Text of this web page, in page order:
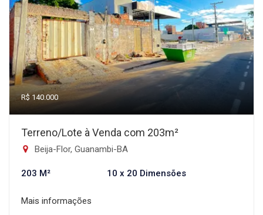
R$ 140.000
Terreno/Lote à Venda com 203m²
Beija-Flor, Guanambi-BA
203 M² 10 x 20 Dimensões
Mais informações